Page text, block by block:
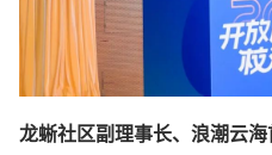
龙蜥社区副理事长、浪潮云